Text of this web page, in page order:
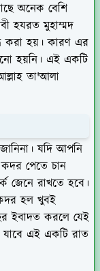
অনেক বেশি
হযরত মুহাম্মদ
করা হয়। কারণ এর
হয়নি। এই একটি
তা'আলা
যদি আপনি
পেতে চান
জেনে রাখতে হবে।
হল খুবই
ইবাদত করলে যেই
যাবে এই একটি রাত